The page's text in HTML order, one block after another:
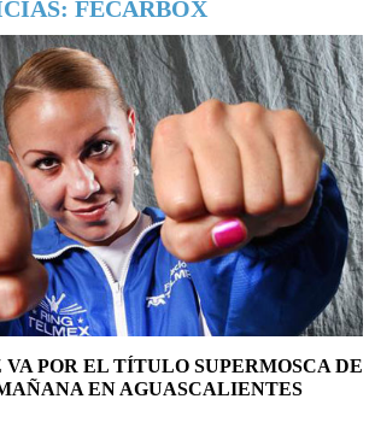
FECARBOX
POR EL TÍTULO SUPERMOSCA DE
EN AGUASCALIENTES